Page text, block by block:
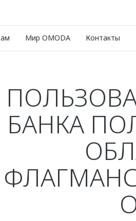
Мир OMODA Контакты
БАНКА